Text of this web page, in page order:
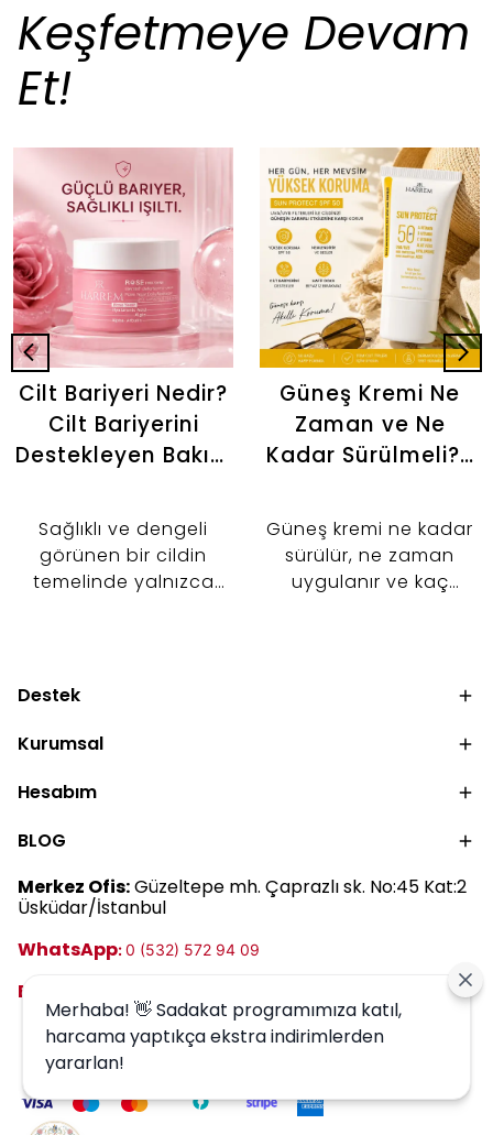
Keşfetmeye Devam
Et!
Cilt Bariyeri Nedir?
Cilt Bariyerini
Destekleyen Bakım
Sağlıklı ve dengeli
görünen bir cildin
temelinde yalnızca
bariyeri bulunur. Çünkü
katmanında yer alan
nemini korumasına ve
kendini savunmasına
yardımcı olur.
Güneş Kremi Ne
Zaman ve Ne
Kadar Sürülmeli? |
Rehberi
Güneş kremi ne kadar
sürülür, ne zaman
uygulanır ve kaç
kullanıma kadar güneş
Destek
Kurumsal
Hesabım
BLOG
Merkez Ofis:Güzeltepe mh. Çaprazlı sk. No:45 Kat:2
Üsküdar/İstanbul
WhatsApp:0 (532) 572 94 09
E-posta:
Merhaba! 👋 Sadakat programımıza katıl,
harcama yaptıkça ekstra indirimlerden
yararlan!